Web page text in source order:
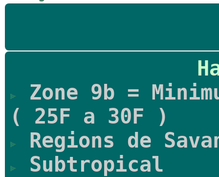
Zone 9b =
( 25F a 30F )
Regions de
Subtropical